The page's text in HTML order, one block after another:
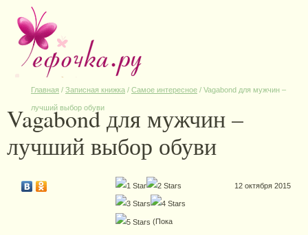
Главная / Записная книжка / Самое интересное / Vagabond для мужчин –
лучший выбор обуви
Vagabond для мужчин –
лучший выбор обуви
(Пока
12 октября 2015